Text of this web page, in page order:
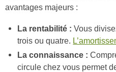
avantages majeurs :
La rentabilité : Vous
trois ou quatre.
La connaissance :
circule chez vous permet